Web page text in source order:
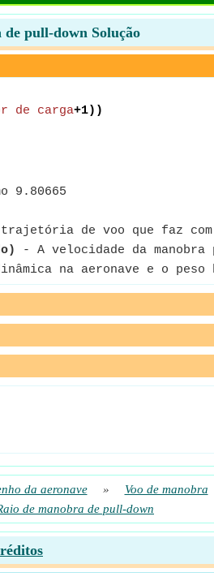
pull-down Solução
de carga+1))
9.80665
de voo que faz
- A velocidade da
na aeronave e o peso
da aeronave » Voo de manobra
de manobra de pull-down